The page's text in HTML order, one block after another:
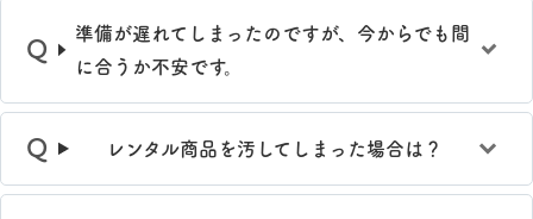
準備が遅れてしまったのですが、今からでも間
に合うか不安です。
レンタル商品を汚してしまった場合は？